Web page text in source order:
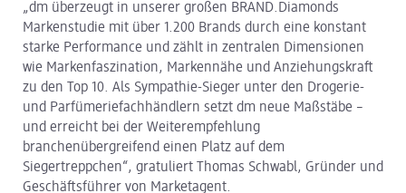
„dm überzeugt in unserer großen BRAND.Diamonds
Markenstudie mit über 1.200 Brands durch eine konstant
starke Performance und zählt in zentralen Dimensionen
wie Markenfaszination, Markennähe und Anziehungskraft
zu den Top 10. Als Sympathie-Sieger unter den Drogerie-
und Parfümeriefachhändlern setzt dm neue Maßstäbe –
und erreicht bei der Weiterempfehlung
branchenübergreifend einen Platz auf dem
Siegertreppchen“, gratuliert Thomas Schwabl, Gründer und
Geschäftsführer von Marketagent.